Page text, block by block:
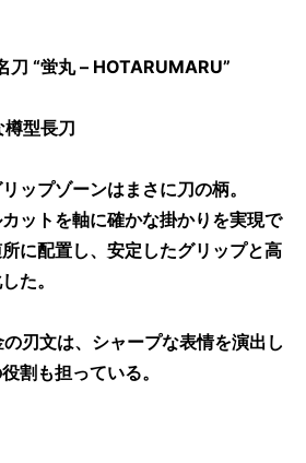
“蛍丸 – HOTARUMARU”
型長刀
ップゾーンはまさに刀の柄。
ットを軸に確かな掛かりを実現で
に配置し、安定したグリップと高
た。
刃文は、シャープな表情を演出し
割も担っている。